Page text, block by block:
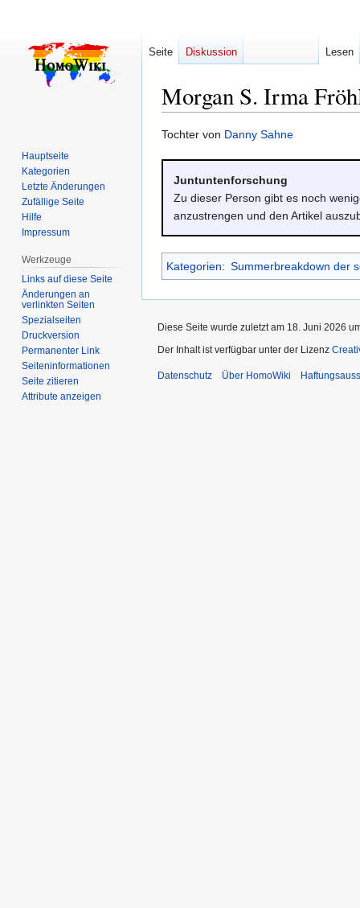
Morgan S. Irma
Zur
Zur
Tochter von Danny Sahne
Juntuntenforschung
Zu dieser Person gibt es noch
anzustrengen und den Artikel
Kategorien: Summerbreakdown der
Seite Diskussion Lesen
Hauptseite
Kategorien
Letzte Änderungen
Zufällige Seite
Hilfe
Impressum
Werkzeuge
Links auf diese Seite
Änderungen an
verlinkten Seiten
Spezialseiten
Druckversion
Permanenter Link
Seiten­­informationen
Seite zitieren
Attribute anzeigen
Diese Seite wurde zuletzt am 18. Juni 2026
Der Inhalt ist verfügbar unter der Lizenz
Datenschutz Über HomoWiki